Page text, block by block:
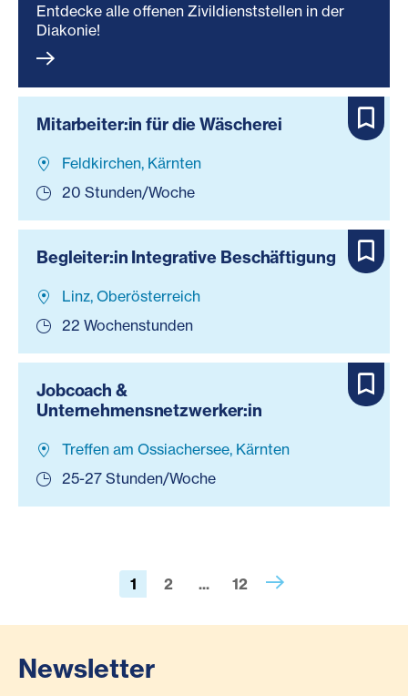
Entdecke alle offenen Zivildienststellen in der
Diakonie!
Mitarbeiter:in für die Wäscherei
Feldkirchen, Kärnten
20 Stunden/Woche
Begleiter:in Integrative Beschäftigung
Linz, Oberösterreich
22 Wochenstunden
Jobcoach &
Unternehmensnetzwerker:in
Treffen am Ossiachersee, Kärnten
25-27 Stunden/Woche
1 2 ... 12
Newsletter